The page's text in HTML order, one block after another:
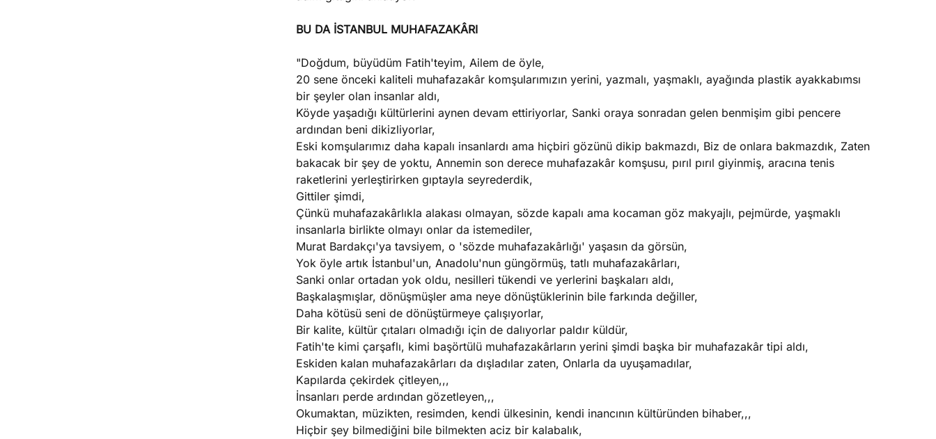
BU DA İSTANBUL MUHAFAZAKÂRI
"Doğdum, büyüdüm Fatih'teyim, Ailem de öyle,
20 sene önceki kaliteli muhafazakâr komşularımızın yerini, yazmalı, yaşmaklı, ayağında plastik ayakkabımsı
bir şeyler olan insanlar aldı,
Köyde yaşadığı kültürlerini aynen devam ettiriyorlar, Sanki oraya sonradan gelen benmişim gibi pencere
ardından beni dikizliyorlar,
Eski komşularımız daha kapalı insanlardı ama hiçbiri gözünü dikip bakmazdı, Biz de onlara bakmazdık, Zaten
bakacak bir şey de yoktu, Annemin son derece muhafazakâr komşusu, pırıl pırıl giyinmiş, aracına tenis
raketlerini yerleştirirken gıptayla seyrederdik,
Gittiler şimdi,
Çünkü muhafazakârlıkla alakası olmayan, sözde kapalı ama kocaman göz makyajlı, pejmürde, yaşmaklı
insanlarla birlikte olmayı onlar da istemediler,
Murat Bardakçı'ya tavsiyem, o 'sözde muhafazakârlığı' yaşasın da görsün,
Yok öyle artık İstanbul'un, Anadolu'nun güngörmüş, tatlı muhafazakârları,
Sanki onlar ortadan yok oldu, nesilleri tükendi ve yerlerini başkaları aldı,
Başkalaşmışlar, dönüşmüşler ama neye dönüştüklerinin bile farkında değiller,
Daha kötüsü seni de dönüştürmeye çalışıyorlar,
Bir kalite, kültür çıtaları olmadığı için de dalıyorlar paldır küldür,
Fatih'te kimi çarşaflı, kimi başörtülü muhafazakârların yerini şimdi başka bir muhafazakâr tipi aldı,
Eskiden kalan muhafazakârları da dışladılar zaten, Onlarla da uyuşamadılar,
Kapılarda çekirdek çitleyen,,,
İnsanları perde ardından gözetleyen,,,
Okumaktan, müzikten, resimden, kendi ülkesinin, kendi inancının kültüründen bihaber,,,
Hiçbir şey bilmediğini bile bilmekten aciz bir kalabalık,